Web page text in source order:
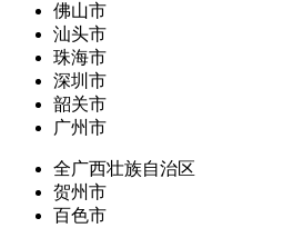
佛山市
汕头市
珠海市
深圳市
韶关市
广州市
全广西壮族自治区
贺州市
百色市